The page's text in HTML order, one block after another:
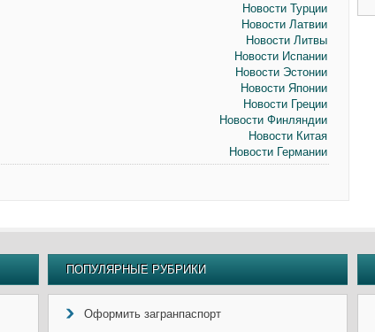
Новости Турции
Новости Латвии
Новости Литвы
Новости Испании
Новости Эстонии
Новости Японии
Новости Греции
Новости Финляндии
Новости Китая
Новости Германии
ПОПУЛЯРНЫЕ РУБРИКИ
Оформить загранпаспорт